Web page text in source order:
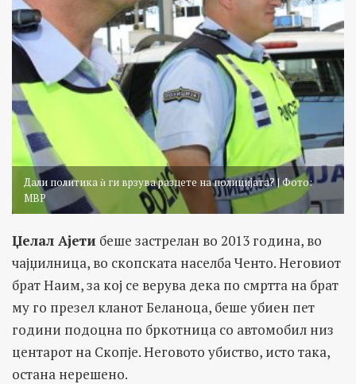
Дали политика ѝ ги врзува разцете на полицијата? | Фото:
МВР
Џелал Ајети беше застрелан во 2013 година, во
чајџилница, во скопската населба Ченто. Неговиот
брат Наим, за кој се верува дека по смртта на брат
му го презел кланот Беланоца, беше убиен пет
години подоцна по бркотница со автомобил низ
центарот на Скопје. Неговото убиство, исто така,
остана нерешено.